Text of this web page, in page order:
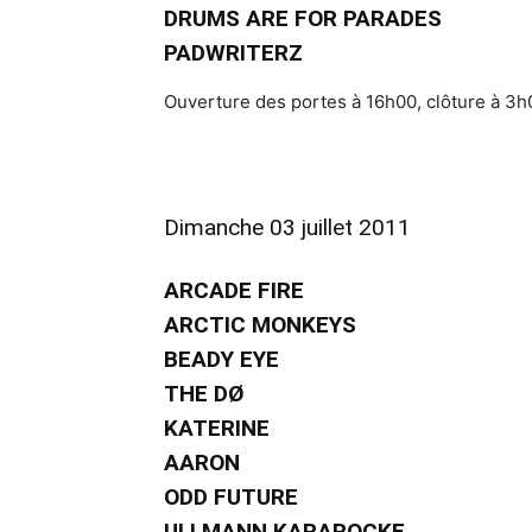
DRUMS ARE FOR PARADES
PADWRITERZ
Ouverture des portes à 16h00, clôture à
Dimanche 03 juillet 2011
ARCADE FIRE
ARCTIC MONKEYS
BEADY EYE
THE DØ
KATERINE
AARON
ODD FUTURE